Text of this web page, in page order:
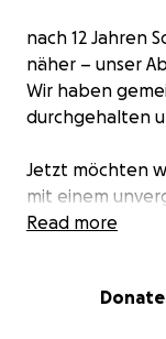
nach 12 Jahren
näher – unser
Wir haben
durchgehalten
Jetzt möchten
mit einem
Dankeschön für
Aber: So ein
Read more
Donate